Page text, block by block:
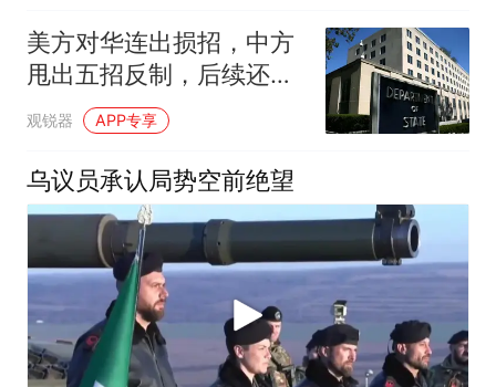
美方对华连出损招，中方
甩出五招反制，后续还有
更多后手？
观锐器 APP专享
乌议员承认局势空前绝望